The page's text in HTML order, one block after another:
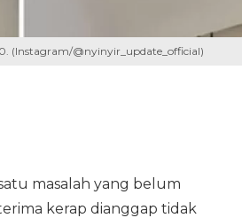
(Instagram/@nyinyir_update_official)
masalah yang belum
kerap dianggap tidak